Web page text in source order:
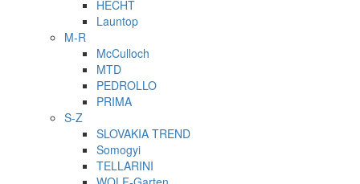
HECHT
Launtop
M-R
McCulloch
MTD
PEDROLLO
PRIMA
S-Z
SLOVAKIA TREND
Somogyi
TELLARINI